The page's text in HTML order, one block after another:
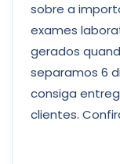
sobre a
exames
gerados
separamos 6
consiga
clientes.